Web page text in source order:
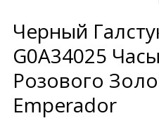
Черный
G0A34025
Розового
Emperador